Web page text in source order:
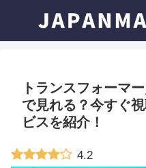
トランスフォーマ
で見れる？今すぐ
ビスを紹介！
4.2